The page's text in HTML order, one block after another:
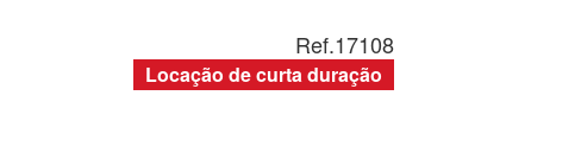
Ref.17108
Locação de curta duração